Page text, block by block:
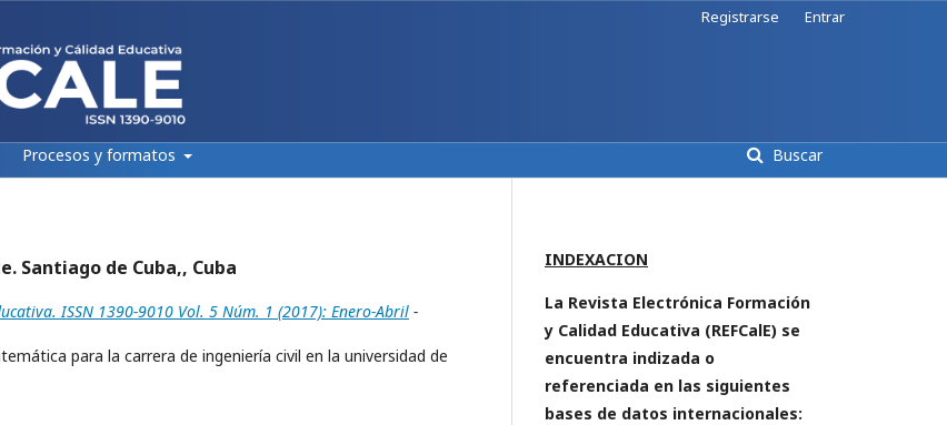
Procesos y formatos Buscar
Registrarse Entrar
Santiago de Cuba,, Cuba
ISSN 1390-9010 Vol. 5 Núm. 1 (2017): Enero-Abril -
para la carrera de ingeniería civil en la universidad de
INDEXACION
La Revista Electrónica Formación
y Calidad Educativa (REFCalE) se
encuentra indizada o
referenciada en las siguientes
bases de datos internacionales: